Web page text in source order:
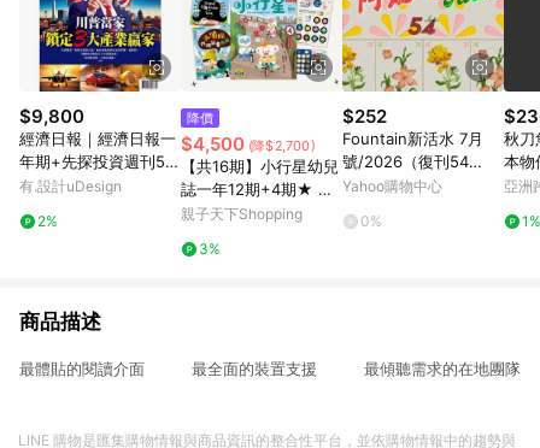
相關認定以Yahoo購物中心之認定為準
$9,800
經濟日報｜經濟日報一
年期+先探投資週刊52
期
有.設計uDesign
2%
降價
$4,500 (降$2,700)
【共16期】小行星幼兒
誌一年12期+4期★ 小
行星續訂戶優惠
親子天下Shopping
3%
$252
Fountain新活水 7月
號/2026（復刊54
期）：阿媽，你好 A-
Yahoo購物中心
0%
秋刀
本物
亞洲
1%
商品描述
最體貼的閱讀介面 最全面的裝置支援 最傾聽需求的在地團隊
LINE 購物是匯集購物情報與商品資訊的整合性平台，並依購物情報中的趨勢與